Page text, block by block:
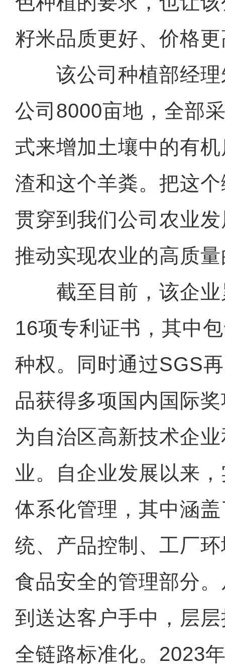
籽米品质更好、价格
该公司种植部经理
公司8000亩地，全部
式来增加土壤中的有
渣和这个羊粪。把这
贯穿到我们公司农业
推动实现农业的高质量
截至目前，该企业
16项专利证书，其中
种权。同时通过SGS
品获得多项国内国际
为自治区高新技术企
业。自企业发展以来
体系化管理，其中涵
统、产品控制、工厂
食品安全的管理部分
到送达客户手中，层
全链路标准化。2023